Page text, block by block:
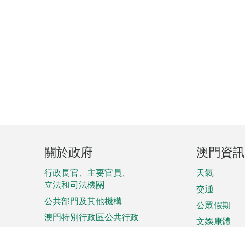
頁
腳
菜
單
關於政府
行政長官、主要官員、
立法和司法機關
公共部門及其他機構
澳門特別行政區公共行政
澳門資訊
天氣
交通
公眾假期
文娛康體